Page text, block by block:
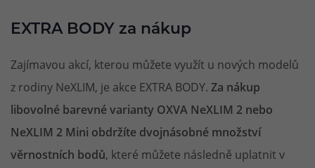
EXTRA BODY za nákup
Zajímavou akcí, kterou můžete využít u nových modelů
z rodiny NeXLIM, je akce EXTRA BODY. Za nákup
libovolné barevné varianty OXVA NeXLIM 2 nebo
NeXLIM 2 Mini obdržíte dvojnásobné množství
věrnostních bodů, které můžete následně uplatnit v